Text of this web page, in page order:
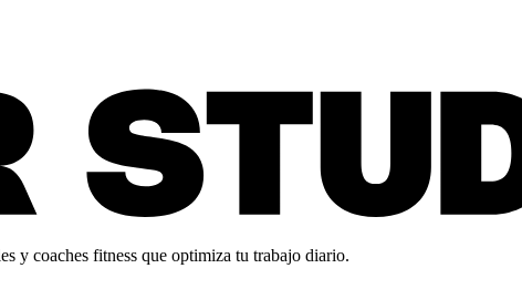
y coaches fitness que optimiza tu trabajo diario.